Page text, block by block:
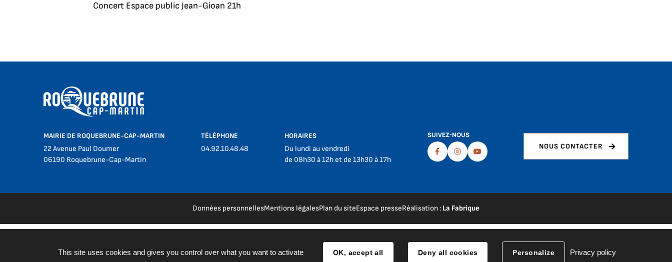
Concert Espace public Jean-Gioan 21h
MAIRIE DE ROQUEBRUNE-CAP-MARTIN
22 Avenue Paul Doumer
06190 Roquebrune-Cap-Martin
TÉLÉPHONE
04.92.10.48.48
HORAIRES
Du lundi au vendredi
de 08h30 à 12h et de 13h30 à 17h
SUIVEZ-NOUS
FacebookInstagramYoutube
NOUS CONTACTER
Données personnellesMentions légalesPlan du siteEspace presseRéalisation : La Fabrique
This site uses cookies and gives you control over what you want to activate OK, accept all Deny all cookies Personalize Privacy policy